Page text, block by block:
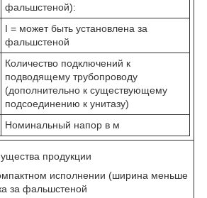
фальшстеной):
I = может быть установлена за
фальшстеной
Количество подключений к
подводящему трубопроводу
(дополнительно к существующему
подсоединению к унитазу)
Номинальный напор в м
продукции
исполнении (ширина меньше
за фальшстеной